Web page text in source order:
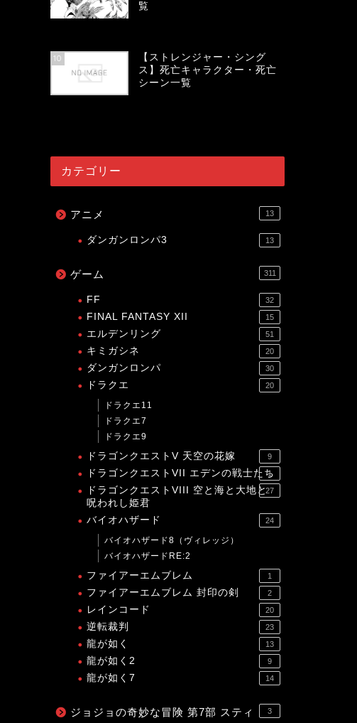
覧
10
【ストレンジャー・シング
ス】死亡キャラクター・死亡
シーン一覧
カテゴリー
アニメ 13
ダンガンロンパ3 13
ゲーム 311
FF 32
FINAL FANTASY XII 15
エルデンリング 51
キミガシネ 20
ダンガンロンパ 30
ドラクエ 20
ドラクエ11
ドラクエ7
ドラクエ9
ドラゴンクエストV 天空の花嫁 9
ドラゴンクエストVII エデンの戦士たち
1
ドラゴンクエストVIII 空と海と大地と
呪われし姫君
27
バイオハザード 24
バイオハザード8（ヴィレッジ）
バイオハザードRE:2
ファイアーエムブレム 1
ファイアーエムブレム 封印の剣 2
レインコード 20
逆転裁判 23
龍が如く 13
龍が如く2 9
龍が如く7 14
ジョジョの奇妙な冒険 第7部 スティ
3